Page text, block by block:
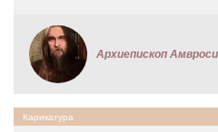
Архиепископ
Карикатура